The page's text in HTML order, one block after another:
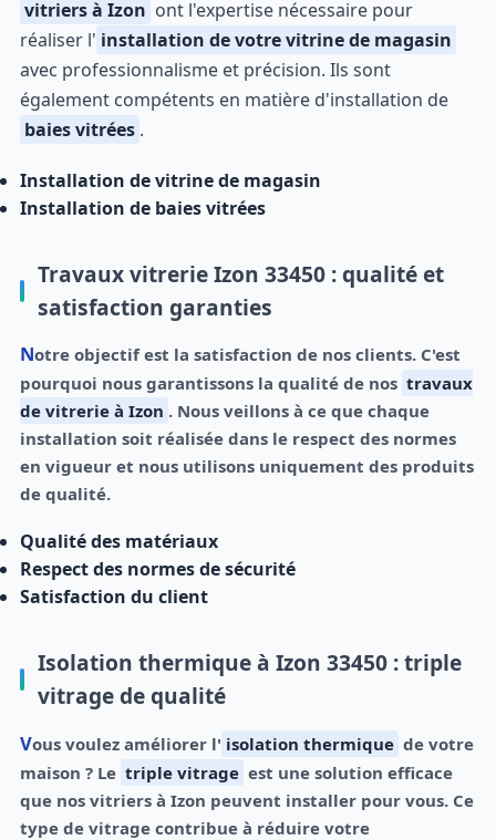
vitriers à Izon ont l'expertise nécessaire pour
réaliser l' installation de votre vitrine de magasin
avec professionnalisme et précision. Ils sont
également compétents en matière d'installation de
baies vitrées .
Installation de vitrine de magasin
Installation de baies vitrées
Travaux vitrerie Izon 33450 : qualité et
satisfaction garanties
Notre objectif est la satisfaction de nos clients. C'est
pourquoi nous garantissons la qualité de nos travaux
de vitrerie à Izon . Nous veillons à ce que chaque
installation soit réalisée dans le respect des normes
en vigueur et nous utilisons uniquement des produits
de qualité.
Qualité des matériaux
Respect des normes de sécurité
Satisfaction du client
Isolation thermique à Izon 33450 : triple
vitrage de qualité
Vous voulez améliorer l' isolation thermique de votre
maison ? Le triple vitrage est une solution efficace
que nos vitriers à Izon peuvent installer pour vous. Ce
type de vitrage contribue à réduire votre